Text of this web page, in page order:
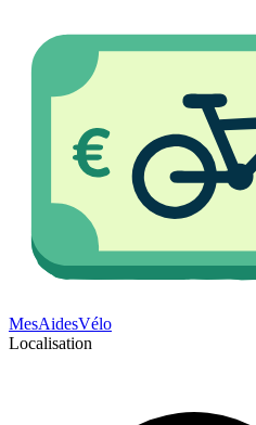
MesAidesVélo
Localisation